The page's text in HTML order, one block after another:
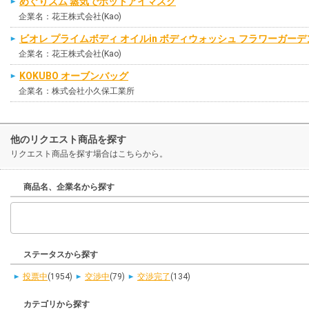
企業名：花王株式会社(Kao)
ビオレ プライムボディ オイルin ボディウォッシュ フラワーガーデ
企業名：花王株式会社(Kao)
KOKUBO オーブンバッグ
企業名：株式会社小久保工業所
他のリクエスト商品を探す
リクエスト商品を探す場合はこちらから。
商品名、企業名から探す
ステータスから探す
投票中(1954) 交渉中(79) 交渉完了 (134)
カテゴリから探す